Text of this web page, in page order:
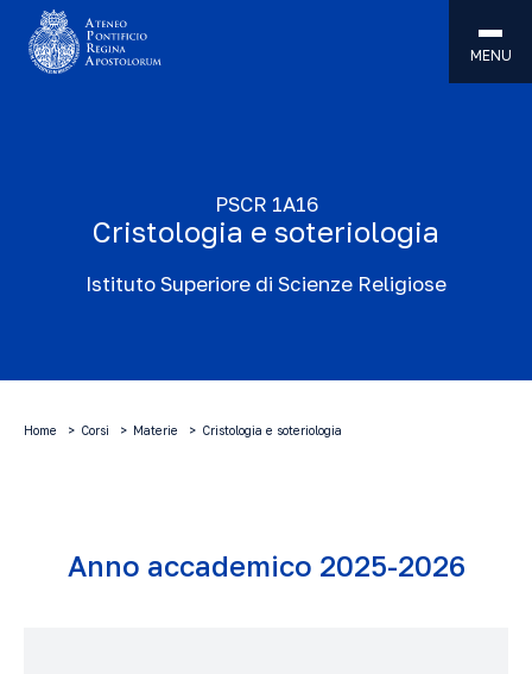
MENU
PSCR 1A16
Cristologia e soteriologia
Istituto Superiore di Scienze Religiose
Home Corsi Materie Cristologia e soteriologia
Anno accademico 2025-2026